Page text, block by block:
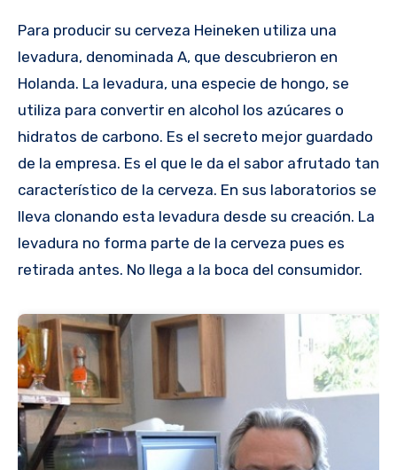
Para producir su cerveza Heineken utiliza una
levadura, denominada A, que descubrieron en
Holanda. La levadura, una especie de hongo, se
utiliza para convertir en alcohol los azúcares o
hidratos de carbono. Es el secreto mejor guardado
de la empresa. Es el que le da el sabor afrutado tan
característico de la cerveza. En sus laboratorios se
lleva clonando esta levadura desde su creación. La
levadura no forma parte de la cerveza pues es
retirada antes. No llega a la boca del consumidor.